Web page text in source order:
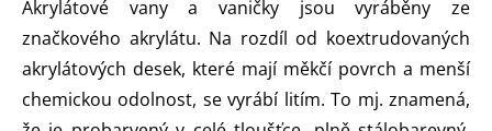
Akrylátové vany a vaničky jsou vyráběny ze
značkového akrylátu. Na rozdíl od koextrudovaných
akrylátových desek, které mají měkčí povrch a menší
chemickou odolnost, se vyrábí litím. To mj. znamená,